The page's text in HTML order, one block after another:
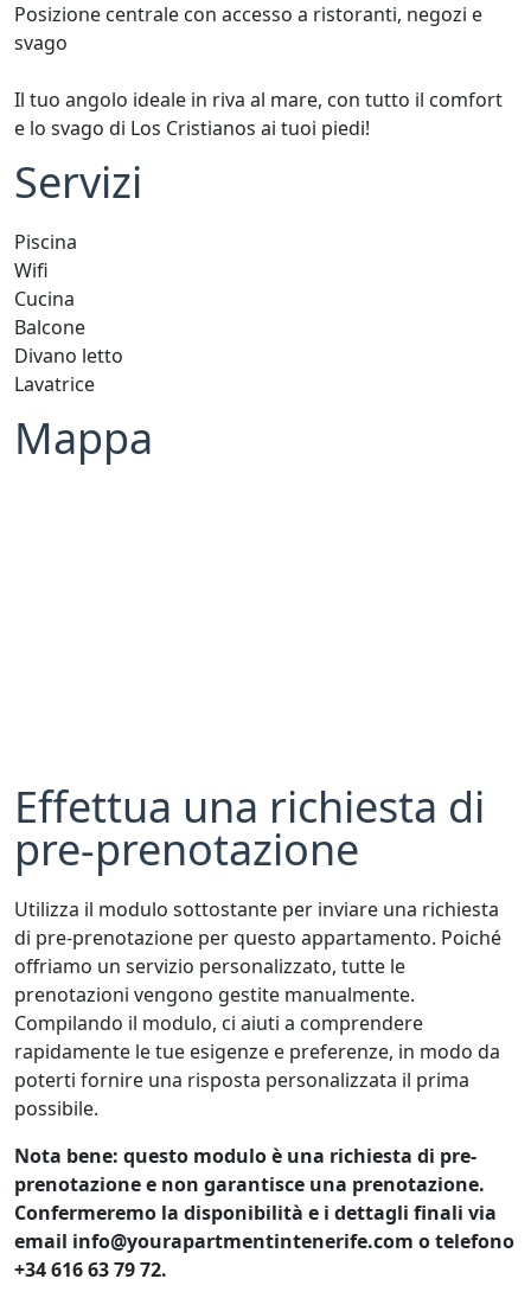
Posizione centrale con accesso a ristoranti, negozi e
svago
Il tuo angolo ideale in riva al mare, con tutto il comfort
e lo svago di Los Cristianos ai tuoi piedi!
Servizi
Piscina
Wifi
Cucina
Balcone
Divano letto
Lavatrice
Mappa
Effettua una richiesta di
pre-prenotazione
Utilizza il modulo sottostante per inviare una richiesta
di pre-prenotazione per questo appartamento. Poiché
offriamo un servizio personalizzato, tutte le
prenotazioni vengono gestite manualmente.
Compilando il modulo, ci aiuti a comprendere
rapidamente le tue esigenze e preferenze, in modo da
poterti fornire una risposta personalizzata il prima
possibile.
Nota bene: questo modulo è una richiesta di pre-
prenotazione e non garantisce una prenotazione.
Confermeremo la disponibilità e i dettagli finali via
email info@yourapartmentintenerife.com o telefono
+34 616 63 79 72.